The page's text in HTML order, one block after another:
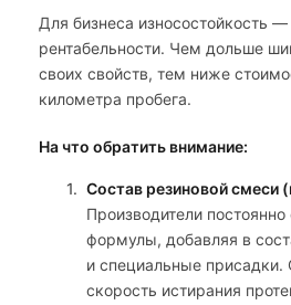
Для бизнеса износостойкость
рентабельности. Чем дольше
своих свойств, тем ниже
километра пробега.
На что обратить внимание:
Состав резиновой смеси
Производители
формулы, добавляя в
и специальные
скорость истирания